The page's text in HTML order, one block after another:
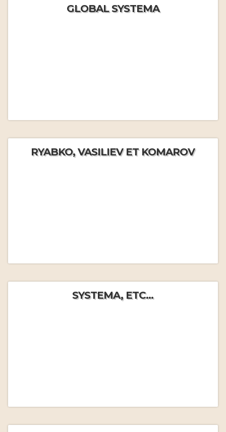
GLOBAL SYSTEMA
RYABKO, VASILIEV ET KOMAROV
SYSTEMA, ETC...